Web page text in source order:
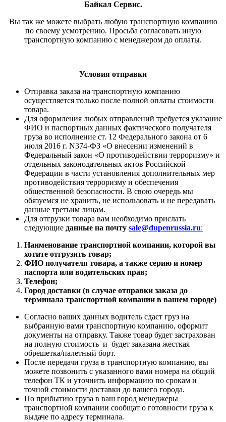
Байкал Сервис.
Вы так же можете выбрать любую транспортную компанию
по своему усмотрению. Просьба согласовать иную
транспортную компанию с менеджером до оплаты.
Условия отправки
Отправка заказа на транспортную компанию
осущестляется только после полной оплаты стоимости
товара.
Для оформления любых отправлений требуется указание
ФИО и паспортных данных фактического получателя
груза во исполнение ст. 12 Федерального закона от 6
июля 2016 г. N374-ФЗ «О внесении изменений в
Федеральный закон «О противодействии терроризму» и
отдельных законодательных актов Российской
Федерации в части установления дополнительных мер
противодействия терроризму и обеспечения
общественной безопасности. В свою очередь мы
обязуемся не хранить, не использовать и не передавать
данные третьим лицам.
Для отгрузки товара вам необходимо прислать
следующие данные на почту sale@dupenrussia.ru:
Наименование транспортной компании, которой вы
хотите отгрузить товар;
ФИО получателя товара, а также серию и номер
паспорта или водительских прав;
Телефон;
Город доставки (в случае отправки заказа до
терминала транспортной компании в вашем городе)
Согласно ваших данных водитель сдаст груз на
выбранную вами транспортную компанию, оформит
документы на отправку. Также товар будет застрахован
на полную стоимость и будет заказана жесткая
обрешетка/палетный борт.
После передачи груза в транспортную компанию, вы
можете позвонить с указанного вами номера на общий
телефон ТК и уточнить информацию по срокам и
точной стоимости доставки до вашего города.
По прибытию груза в ваш город менеджеры
транспортной компании сообщат о готовности груза к
выдаче по адресу терминала.